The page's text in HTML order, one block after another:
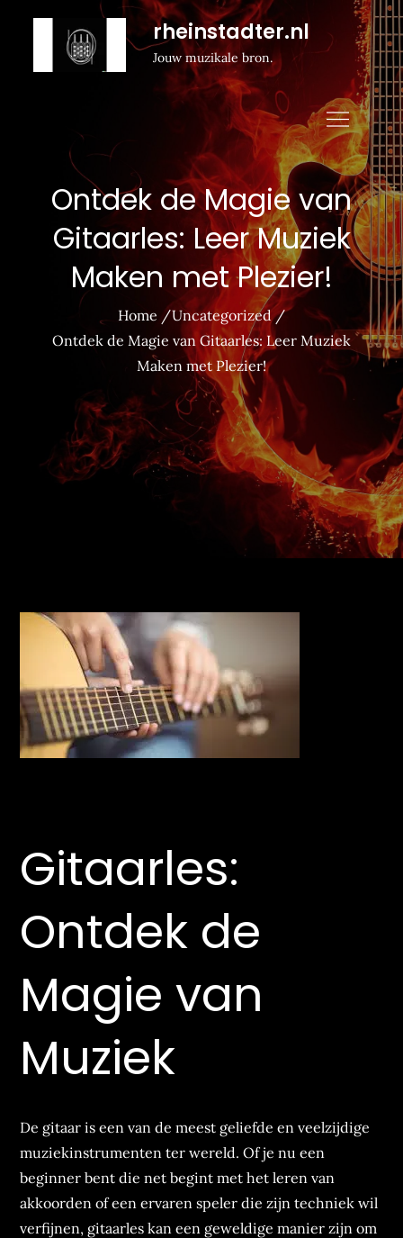
rheinstadter.nl
Jouw muzikale bron.
Ontdek de Magie van
Gitaarles: Leer Muziek
Maken met Plezier!
Home
Uncategorized
Ontdek de Magie van Gitaarles: Leer Muziek
Maken met Plezier!
Gitaarles:
Ontdek de
Magie van
Muziek
De gitaar is een van de meest geliefde en veelzijdige
muziekinstrumenten ter wereld. Of je nu een
beginner bent die net begint met het leren van
akkoorden of een ervaren speler die zijn techniek wil
verfijnen, gitaarles kan een geweldige manier zijn om